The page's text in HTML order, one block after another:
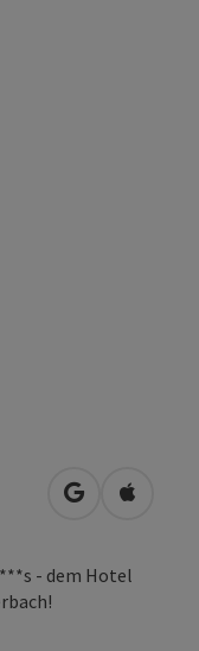
in Google
in
- dem Hotel